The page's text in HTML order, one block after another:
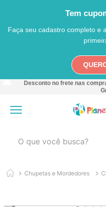
Tem
Faça seu cadastro completo e
Desconto no frete nas
Chupetas e Mordedores
1 º
carro